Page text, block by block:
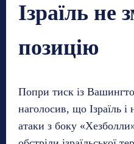
Ізраїль не
позицію
Попри тиск із
наголосив, що Ізраїль і
атаки з боку